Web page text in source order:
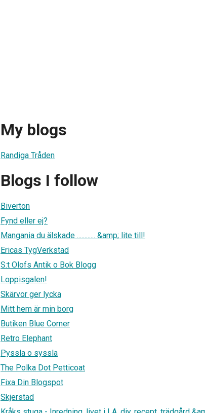
My blogs
Randiga Tråden
Blogs I follow
Biverton
Fynd eller ej?
Mangania du älskade ............ &amp; lite till!
Ericas TygVerkstad
S:t Olofs Antik o Bok Blogg
Loppisgalen!
Skärvor ger lycka
Mitt hem är min borg
Butiken Blue Corner
Retro Elephant
Pyssla o syssla
The Polka Dot Petticoat
Fixa Din Blogspot
Skjerstad